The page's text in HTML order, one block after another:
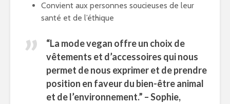
Convient aux personnes soucieuses de leur
santé et de l’éthique
“La mode vegan offre un choix de
vêtements et d’accessoires qui nous
permet de nous exprimer et de prendre
position en faveur du bien-être animal
et de l’environnement.” – Sophie,